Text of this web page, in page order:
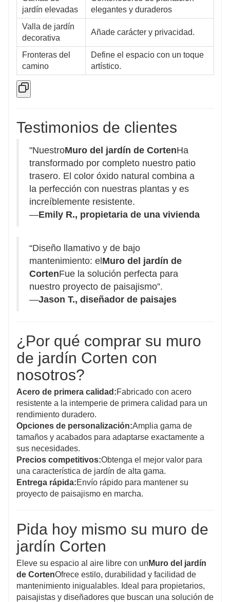
jardín elevadas
elegantes y duraderos
Valla de jardín
decorativa
Añade carácter y privacidad.
Fronteras del
camino
Define el espacio con un toque
artístico.
Testimonios de clientes
"NuestroMuro del jardín de CortenHa
transformado por completo nuestro patio
trasero. El color óxido natural combina a
la perfección con nuestras plantas y es
increíblemente resistente.
—Emily R., propietaria de una vivienda
“Diseño llamativo y de bajo
mantenimiento: elMuro del jardín de
CortenFue la solución perfecta para
nuestro proyecto de paisajismo”.
—Jason T., diseñador de paisajes
¿Por qué comprar su muro
de jardín Corten con
nosotros?
Acero de primera calidad:Fabricado con acero
resistente a la intemperie de primera calidad para un
rendimiento duradero.
Opciones de personalización:Amplia gama de
tamaños y acabados para adaptarse exactamente a
sus necesidades.
Precios competitivos:Obtenga el mejor valor para
una característica de jardín de alta gama.
Entrega rápida:Envío rápido para mantener su
proyecto de paisajismo en marcha.
Pida hoy mismo su muro de
jardín Corten
Eleve su espacio al aire libre con un Muro del jardín
de CortenOfrece estilo, durabilidad y facilidad de
mantenimiento inigualables. Ideal para propietarios,
paisajistas y diseñadores que buscan una solución de